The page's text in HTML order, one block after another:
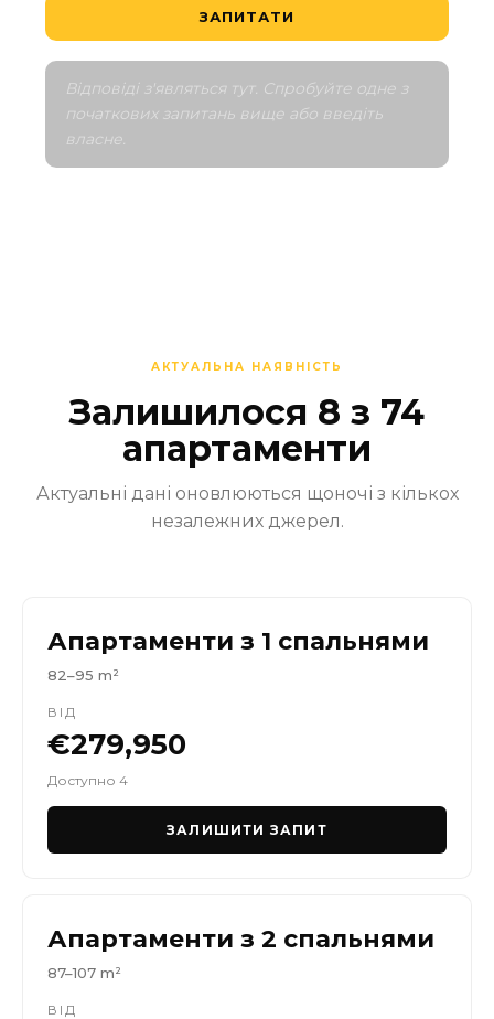
ЗАПИТАТИ
Відповіді з'являться тут. Спробуйте одне з
початкових запитань вище або введіть
власне.
АКТУАЛЬНА НАЯВНІСТЬ
Залишилося 8 з 74
апартаменти
Актуальні дані оновлюються щоночі з кількох
незалежних джерел.
Апартаменти з 1 спальнями
82–95 m²
ВІД
€279,950
Доступно 4
ЗАЛИШИТИ ЗАПИТ
Апартаменти з 2 спальнями
87–107 m²
ВІД